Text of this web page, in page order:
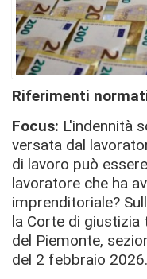
Riferimenti
Focus: L'indennità
versata dal
di lavoro può
lavoratore che ha
imprenditoriale?
la Corte di
del Piemonte,
del 2 febbraio 2026.